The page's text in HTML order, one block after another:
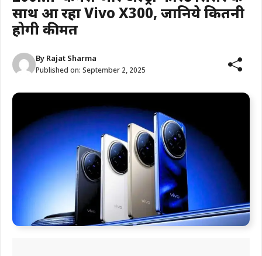
साथ आ रहा Vivo X300, जानिये कितनी
होगी कीमत
By Rajat Sharma
Published on: September 2, 2025